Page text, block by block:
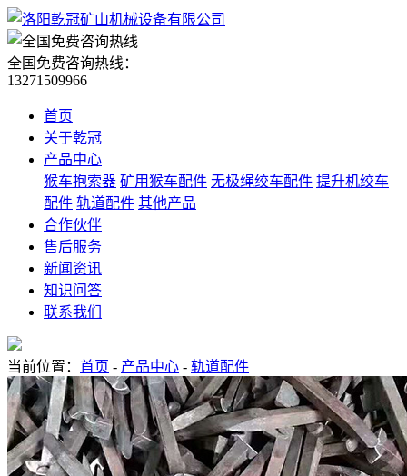
全国免费咨询热线：
13271509966
首页
关于乾冠
产品中心
猴车抱索器 矿用猴车配件 无极绳绞车配件 提升机绞车
配件 轨道配件 其他产品
合作伙伴
售后服务
新闻资讯
知识问答
联系我们
当前位置： 首页 - 产品中心 - 轨道配件